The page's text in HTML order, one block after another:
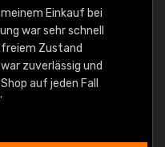
Einkauf bei
war sehr schnell
Zustand
zuverlässig und
auf jeden Fall